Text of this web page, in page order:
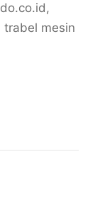
trabel mesin